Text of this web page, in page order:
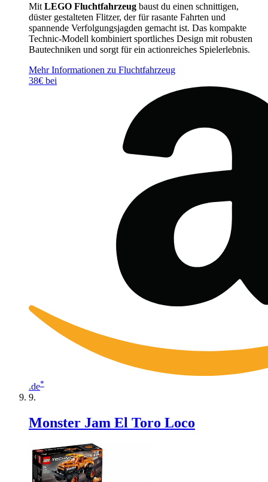
Mit LEGO Fluchtfahrzeug baust du einen schnittigen,
düster gestalteten Flitzer, der für rasante Fahrten und
spannende Verfolgungsjagden gemacht ist. Das kompakte
Technic-Modell kombiniert sportliches Design mit robusten
Bautechniken und sorgt für ein actionreiches Spielerlebnis.
Mehr Informationen zu Fluchtfahrzeug
38€ bei
.de*
Monster Jam El Toro Loco